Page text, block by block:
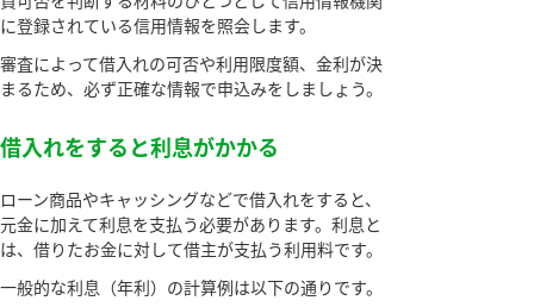
に登録されている信用情報を照会します。
審査によって借入れの可否や利用限度額、金利が決
まるため、必ず正確な情報で申込みをしましょう。
借入れをすると利息がかかる
ローン商品やキャッシングなどで借入れをすると、
元金に加えて利息を支払う必要があります。利息と
は、借りたお金に対して借主が支払う利用料です。
一般的な利息（年利）の計算例は以下の通りです。